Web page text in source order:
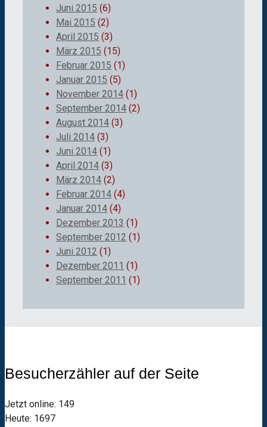
Juni 2015 (6)
Mai 2015 (2)
April 2015 (3)
März 2015 (15)
Februar 2015 (1)
Januar 2015 (5)
November 2014 (1)
September 2014 (2)
August 2014 (3)
Juli 2014 (3)
Juni 2014 (1)
April 2014 (3)
März 2014 (2)
Februar 2014 (4)
Januar 2014 (4)
Dezember 2013 (1)
September 2012 (1)
Juni 2012 (1)
Dezember 2011 (1)
September 2011 (1)
Besucherzähler auf der Seite
Jetzt online: 149
Heute: 1697